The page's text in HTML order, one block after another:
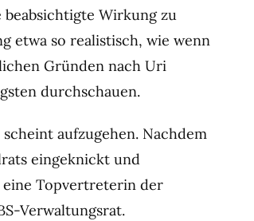
Wirkung zu
etwa so realistisch, wie wenn
Gründen nach Uri
durchschauen.
aufzugehen. Nachdem
eingeknickt und
eine Topvertreterin der
Verwaltungsrat.